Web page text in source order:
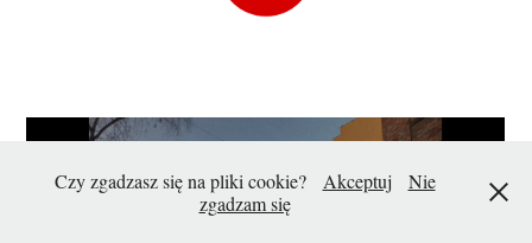
Czy zgadzasz się na pliki cookie? Akceptuj
Nie
zgadzam się